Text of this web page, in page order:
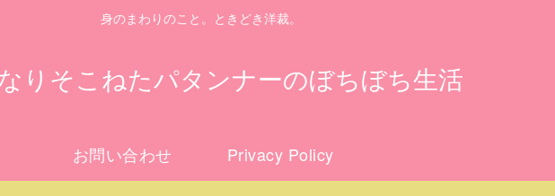
身のまわりのこと。ときどき洋裁。
りそこねたパタンナーのぼちぼち生活
お問い合わせ Privacy Policy